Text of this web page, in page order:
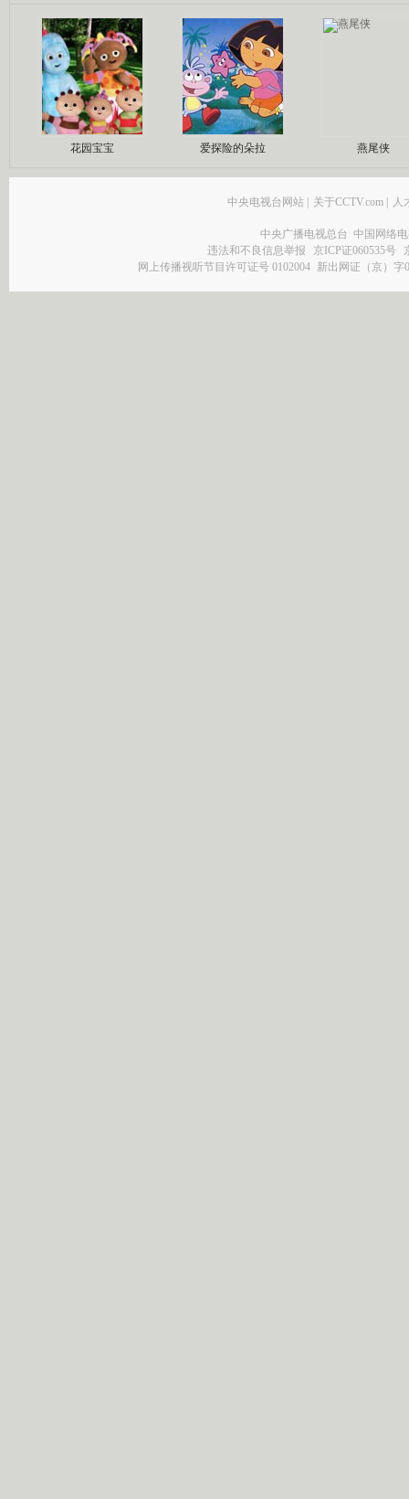
花园宝宝 爱探险的朵拉 燕尾侠
中央电视台网站 | 关于CCTV.com | 人
中央广播电视总台 中国网络
违法和不良信息举报
京ICP证060535号
网上传播视听节目许可证号 0102004 新出网证（京）